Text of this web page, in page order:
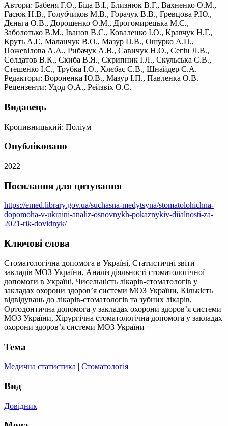
Автори: Бабеня Г.О., Біда В.І., Близнюк В.Г., Вахненко О.М.,
Гасюк Н.В., Голубчиков М.В., Горачук В.В., Гревцова Р.Ю.,
Дєньга О.В., Дорошенко О.М., Дрогомирецька М.С.,
Заболотько В.М., Іванов В.С., Коваленко І.О., Кравчук Н.Г.,
Круть А.Г., Маланчук В.О., Мазур П.В., Ошурко А.П.,
Пожевілова А.А., Рибачук А.В., Савичук Н.О., Сегін Л.В.,
Солдатов В.К., Скиба В.Я., Скрипник І.Л., Скульська С.В.,
Стешенко І.Є., Трубка І.О., Хлєбас С.В., Шнайдер С.А.
Редактори: Вороненка Ю.В., Мазур І.П., Павленка О.В.
Рецензенти: Удод О.А., Рейзвіх О.Є.
Видавець
Кропивницький: Поліум
Опубліковано
2022
Посилання для цитування
https://emed.library.gov.ua/suchasna-medytsyna/stomatolohichna-
dopomoha-v-ukraini-analiz-osnovnykh-pokaznykiv-diialnosti-za-
2021-rik-dovidnyk/
Ключові слова
Стоматологічна допомога в Україні, Статистичні звіти
закладів МОЗ України, Аналіз діяльності стоматологічної
допомоги в Україні, Чисельність лікарів-стоматологів у
закладах охорони здоров’я системи МОЗ України, Кількість
відвідувань до лікарів-стоматологів та зубних лікарів,
Ортодонтична допомога у закладах охорони здоров’я системи
МОЗ України, Хірургічна стоматологічна допомога у закладах
охорони здоров’я системи МОЗ України
Тема
Медична статистика | Стоматологія
Вид
Довідник